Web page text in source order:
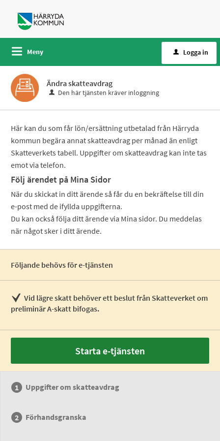
Meny Logga in
Ändra skatteavdrag
Den här tjänsten kräver inloggning
Här kan du som får lön/ersättning utbetalad från Härryda
kommun begära annat skatteavdrag per månad än enligt
Skatteverkets tabell. Uppgifter om skatteavdrag kan inte tas
emot via telefon.
Följ ärendet på Mina Sidor
När du skickat in ditt ärende så får du en bekräftelse till din
e-post med de ifyllda uppgifterna.
Du kan också följa ditt ärende via Mina sidor. Du meddelas
när något sker i ditt ärende.
Följande behövs för e-tjänsten
Vid lägre skatt behöver ett beslut från Skatteverket om
preliminär A-skatt bifogas.
Starta e-tjänsten
Uppgifter om skatteavdrag
Förhandsgranska